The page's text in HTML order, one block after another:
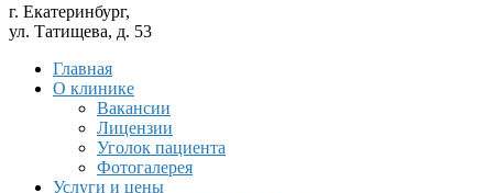
г. Екатеринбург,
ул. Татищева, д. 53
Главная
О клинике
Вакансии
Лицензии
Уголок пациента
Фотогалерея
Услуги и цены